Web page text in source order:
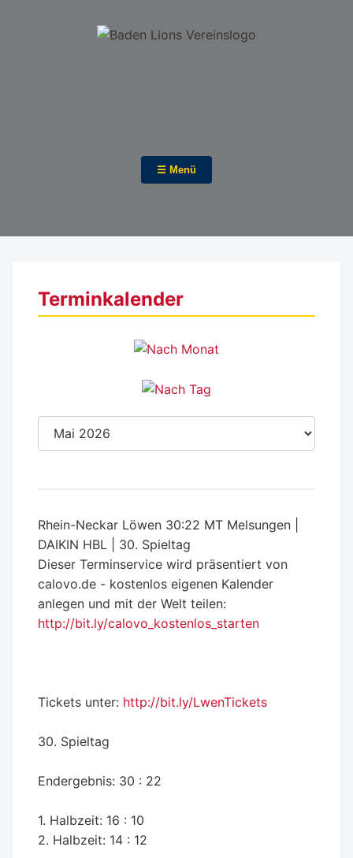
☰ Menü
Terminkalender
Rhein-Neckar Löwen 30:22 MT Melsungen |
DAIKIN HBL | 30. Spieltag
Dieser Terminservice wird präsentiert von
calovo.de - kostenlos eigenen Kalender
anlegen und mit der Welt teilen:
http://bit.ly/calovo_kostenlos_starten
Tickets unter: http://bit.ly/LwenTickets
30. Spieltag
Endergebnis: 30 : 22
1. Halbzeit: 16 : 10
2. Halbzeit: 14 : 12